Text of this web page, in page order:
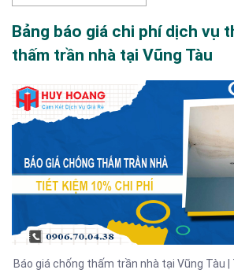
Bảng báo giá chi phí dịch vụ
thấm trần nhà tại Vũng Tàu
Báo giá chống thấm trần nhà tại Vũng Tàu